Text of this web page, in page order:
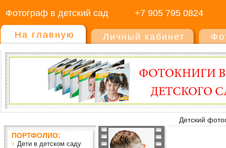
Фотограф в детский сад +7 905 795 0824
На главную Личный кабинет
Детский
ПОРТФОЛИО:
Дети в детском саду